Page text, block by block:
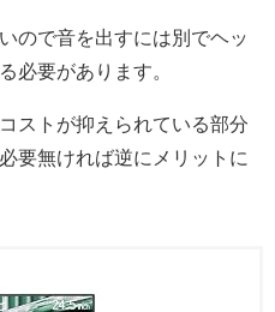
ので音を出すには別でヘッ
必要があります。
ストが抑えられている部分
要無ければ逆にメリットに